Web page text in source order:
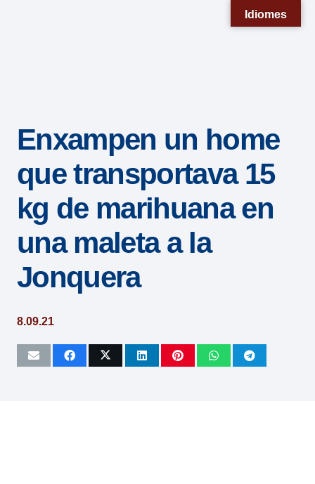
sistema
accesibilidad.
Enxampen un home
que transportava 15
kg de marihuana en
una maleta a la
Jonquera
8.09.21
Idiomes